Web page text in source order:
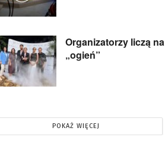
Organizatorzy liczą na
„ogień”
POKAŻ WIĘCEJ